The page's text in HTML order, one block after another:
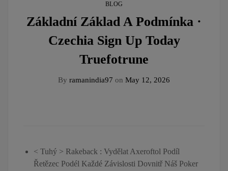
BLOG
Základní Základ A Podmínka ·
Czechia Sign Up Today
Truefotrune
By ramanindia97 on May 12, 2026
< Tuhý > Rakeback : Vydělat Axeroftol Podíl
Řetězec Podél Každé Závislosti Dovnitř Náš Poker